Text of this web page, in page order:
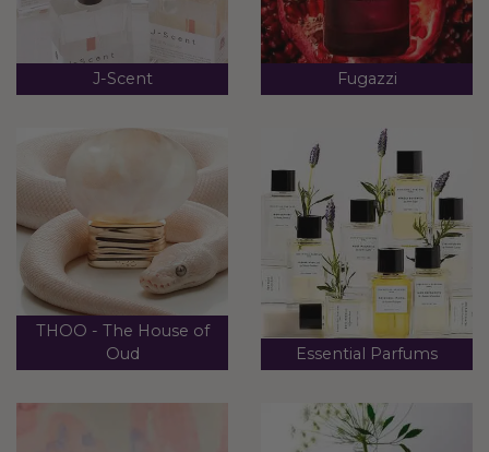
J-Scent Fugazzi
THOO - The House of
Oud
Essential Parfums